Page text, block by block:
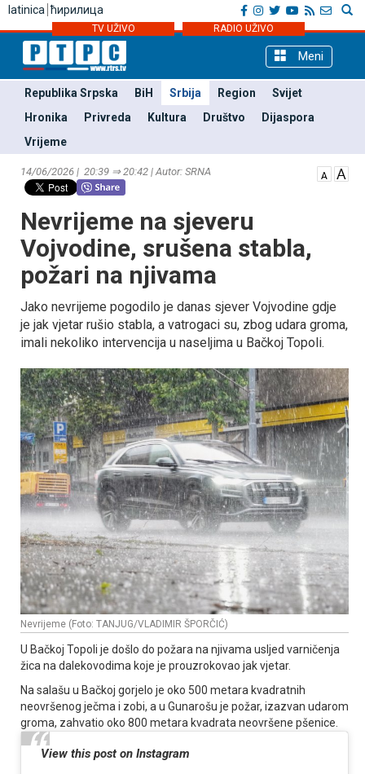
latinica ћирилица
TV UŽIVO RADIO UŽIVO
Meni
Republika Srpska BiH Srbija Region
Svijet
Hronika
Privreda Kultura Društvo
Dijaspora
Vrijeme
14/06/2026 | 20:39 ⇒ 20:42 | Autor: SRNA
Nevrijeme na sjeveru
Vojvodine, srušena stabla,
požari na njivama
Јako nevrijeme pogodilo je danas sjever Vojvodine gdje
je jak vjetar rušio stabla, a vatrogaci su, zbog udara groma,
imali nekoliko intervencija u naseljima u Bačkoj Topoli.
Nevrijeme (Foto: TANJUG/VLADIMIR ŠPORČIĆ)
U Bačkoj Topoli je došlo do požara na njivama usljed varničenja
žica na dalekovodima koje je prouzrokovao jak vjetar.
Na salašu u Bačkoj gorjelo je oko 500 metara kvadratnih
neovršenog ječma i zobi, a u Gunarošu je požar, izazvan udarom
groma, zahvatio oko 800 metara kvadrata neovršene pšenice.
View this post on Instagram